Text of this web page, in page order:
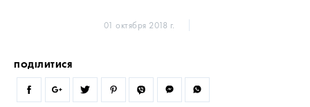
01 октября 2018 г.
ПОДІЛИТИСЯ